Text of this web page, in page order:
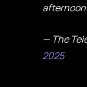
afternoon
— The
2025